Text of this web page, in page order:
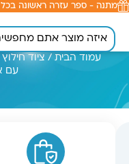
לתוכן
מתנה - ספר עזרה ראשונה
עמוד הבית / ציוד
עם